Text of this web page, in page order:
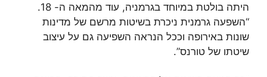
היתה בולטת במיוחד בגרמניה, עוד מהמאה ה- 18.
“השפעה גרמנית ניכרת בשיטות מרשם של מדינות
שונות באירופה וככל הנראה השפיעה גם על עיצוב
שיטתו של טורנס”.